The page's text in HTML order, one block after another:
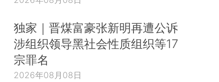
独家｜晋煤富豪张新明再遭公诉
涉组织领导黑社会性质组织等17
宗罪名
2026年08月08日